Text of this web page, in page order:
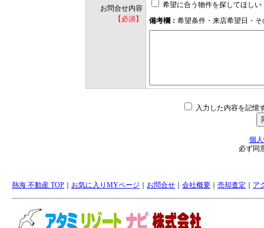
お問合せ内容
【必須】
希望に合う物件を探してほしい
備考欄： 希望条件・来店希望日・
入力した内容を記憶
個
必ず同
熱海 不動産 TOP お気に入りMYページ お問合せ 会社概要 売却査定 ア